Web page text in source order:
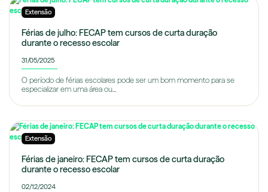
Extensão
Férias de julho: FECAP tem cursos de curta duração
durante o recesso escolar
31/05/2025
O período de férias escolares pode ser um bom momento para se
especializar em uma área ou...
Extensão
Férias de janeiro: FECAP tem cursos de curta duração
durante o recesso escolar
02/12/2024